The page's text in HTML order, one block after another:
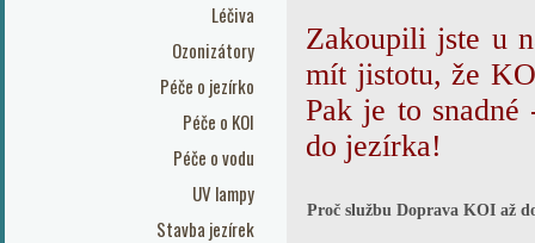
Léčiva
Ozonizátory
Péče o jezírko
Péče o KOI
Péče o vodu
UV lampy
Stavba jezírek
Zakoupili jste u
mít jistotu, že
Pak je to
do jezírka!
Proč službu Doprava KOI až